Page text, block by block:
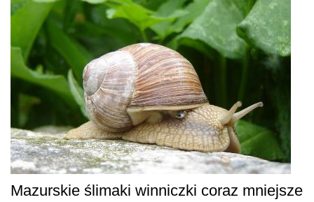
Mazurskie ślimaki winniczki coraz mniejsze